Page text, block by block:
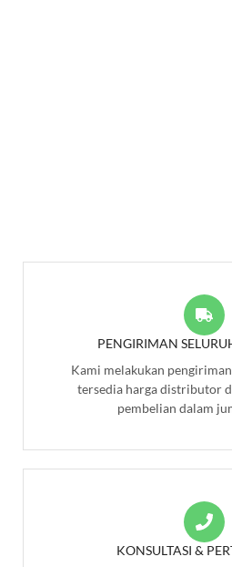
PENGIRIMAN
Kami melakukan
tersedia harga distributor
pembelian dalam
KONSULTASI &